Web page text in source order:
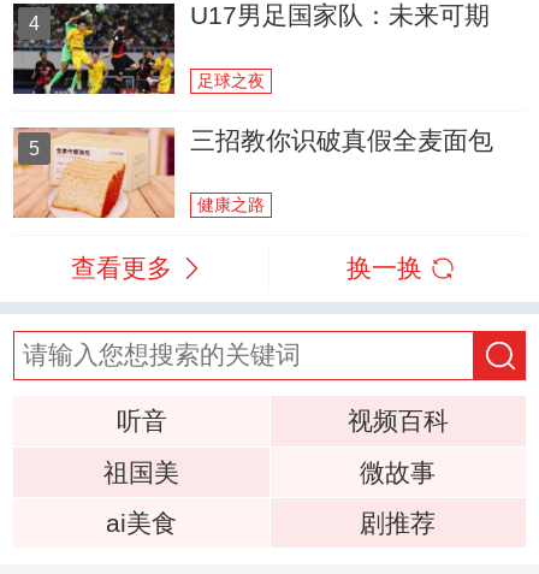
4 U17男足国家队：未来可期
足球之夜
5 三招教你识破真假全麦面包
健康之路
查看更多 换一换
听音
视频百科
祖国美
微故事
ai美食
剧推荐